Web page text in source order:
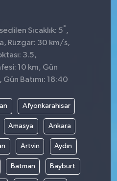
Sıcaklık: 5° ,
Rüzgar: 30 km/s,
3.5,
10 km, Gün
Batımı: 18:40
Afyonkarahisar
Amasya Ankara
Artvin Aydın
Batman Bayburt